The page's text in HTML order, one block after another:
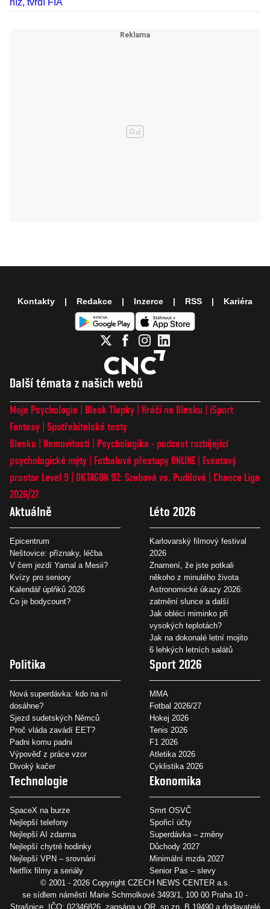
Další témata z našich webů
Moje Psychologie Blesk Tlapky Hráči na Blesku
iSport
Fantasy Spotřebitelské testy
Blesku
Nemovitosti
Psychologika - podcast rozbíjející
psychologické mýty
Fotbalové přestupy ONLINE
Eventový
prostor Level 9 OKTAGON 92: Szabová vs. Pudilová
Chance Liga
2026/27
Aktuálně
Epicentrum
Neštovice: příznaky, léčba
V čem jezdí Yamal a Mesii?
Kvízy pro seniory
Kalendář úplňků 2026
Co je bodycount?
Léto 2026
Karlovarský filmový festival
2026
Znamení, že jste potkali
někoho z minulého života
Astronomické úkazy 2026:
zatmění slunce a další
Jak obléci miminko při
vysokých teplotách?
Jak na dokonalé letní mojito
6 lehkých letních salátů
Politika
Nová superdávka: kdo na ní
dosáhne?
Sjezd sudetských Němců
Proč vláda zavádí EET?
Padni komu padni
Výpověď z práce vzor
Divoký kačer
Sport 2026
MMA
Fotbal 2026/27
Hokej 2026
Tenis 2026
F1 2026
Atletika 2026
Cyklistika 2026
Technologie
SpaceX na burze
Nejlepší telefony
Nejlepší AI zdarma
Nejlepší chytré hodinky
Nejlepší VPN – srovnání
Netflix filmy a seriály
Ekonomika
Smrt OSVČ
Spořicí účty
Superdávka – změny
Důchody 2027
Minimální mzda 2027
Senior Pas – slevy
Kontakty Redakce Inzerce RSS Kariéra
© 2001 - 2026 Copyright CZECH NEWS CENTER a.s.
se sídlem náměstí Marie Schmolkové 3493/1, 100 00 Praha 10 -
Strašnice, IČO: 02346826, zapsána v OR, sp.zn. B 19490 a dodavatelé